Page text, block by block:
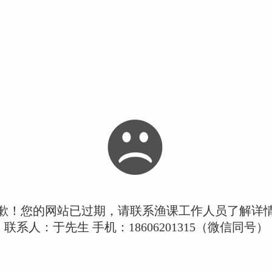
！您的网站已过期，请联系渔课工作人员了解详
联系人：于先生 手机：18606201315（微信同号）